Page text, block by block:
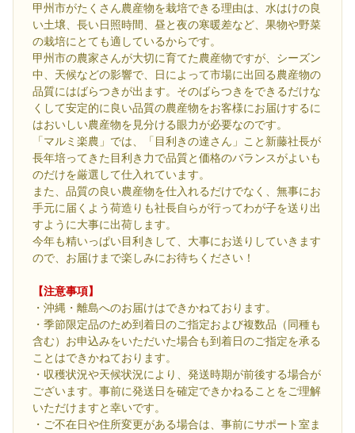
甲州市がたくさん農産物を栽培できる理由は、水はけの良
い土壌、長い日照時間、昼と夜の寒暖差など、果物や野菜
の栽培にとても適しているからです。
甲州市の農家さんが大切に育てた農産物ですが、シーズン
中、天候などの影響で、日によって市場に出回る農産物の
品質にはばらつきが出ます。そのばらつきをできるだけな
くして安定的に良い品質の農産物をお客様にお届けするに
はおいしい農産物を見分ける眼力が必要なのです。
「マルミ楽農」では、「目利きの達さん」こと新藤社長が
長年培ってきた目利き力で品質と価格のバランスがよいも
のだけを厳選して仕入れています。
また、品質の良い農産物を仕入れるだけでなく、無事にお
手元に届くよう荷造りも社長自らが行ってわが子を送り出
すように大事に出荷します。
今年も精いっぱい目利きして、大事にお送りしていきます
ので、お届けまで楽しみにお待ちください！
【注意事項】
・沖縄・離島へのお届けはできかねております。
・季節限定品のため到着日のご指定および複数品（同種も
含む）お申込みをいただいた場合も到着日のご指定を承る
ことはできかねております。
・収穫状況や天候状況により、発送時期が前後する場合が
ございます。事前に発送日を確定できかねることをご理解
いただけますと幸いです。
・ご不在日や住所変更がある場合は、事前にサポート室ま